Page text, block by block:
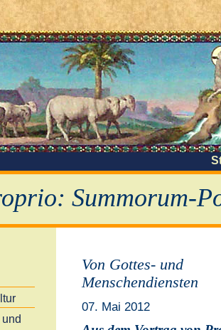
Summorum-
Von Gottes- und
Menschendiensten
07. Mai 2012